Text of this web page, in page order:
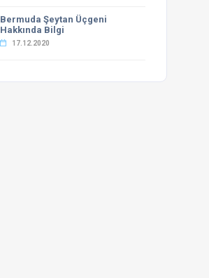
Bermuda Şeytan Üçgeni
Hakkında Bilgi
17.12.2020